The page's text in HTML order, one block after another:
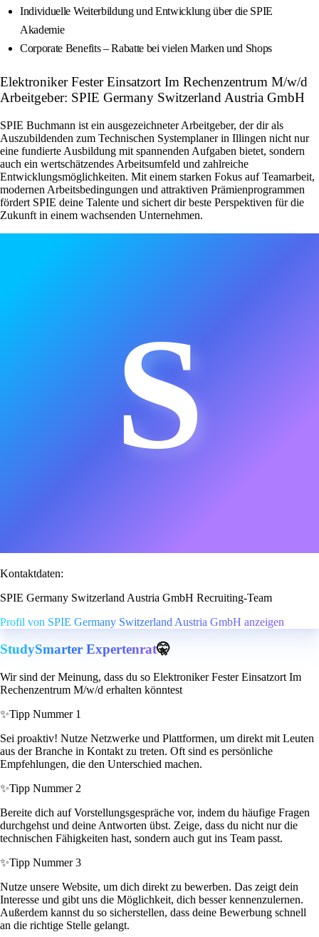
Individuelle Weiterbildung und Entwicklung über die SPIE
Akademie
Corporate Benefits – Rabatte bei vielen Marken und Shops
Elektroniker Fester Einsatzort Im Rechenzentrum M/w/d
Arbeitgeber: SPIE Germany Switzerland Austria GmbH
SPIE Buchmann ist ein ausgezeichneter Arbeitgeber, der dir als
Auszubildenden zum Technischen Systemplaner in Illingen nicht nur
eine fundierte Ausbildung mit spannenden Aufgaben bietet, sondern
auch ein wertschätzendes Arbeitsumfeld und zahlreiche
Entwicklungsmöglichkeiten. Mit einem starken Fokus auf Teamarbeit,
modernen Arbeitsbedingungen und attraktiven Prämienprogrammen
fördert SPIE deine Talente und sichert dir beste Perspektiven für die
Zukunft in einem wachsenden Unternehmen.
S
Kontaktdaten:
SPIE Germany Switzerland Austria GmbH Recruiting-Team
Profil von SPIE Germany Switzerland Austria GmbH anzeigen
StudySmarter Expertenrat🤫
Wir sind der Meinung, dass du so Elektroniker Fester Einsatzort Im
Rechenzentrum M/w/d erhalten könntest
✨Tipp Nummer 1
Sei proaktiv! Nutze Netzwerke und Plattformen, um direkt mit Leuten
aus der Branche in Kontakt zu treten. Oft sind es persönliche
Empfehlungen, die den Unterschied machen.
✨Tipp Nummer 2
Bereite dich auf Vorstellungsgespräche vor, indem du häufige Fragen
durchgehst und deine Antworten übst. Zeige, dass du nicht nur die
technischen Fähigkeiten hast, sondern auch gut ins Team passt.
✨Tipp Nummer 3
Nutze unsere Website, um dich direkt zu bewerben. Das zeigt dein
Interesse und gibt uns die Möglichkeit, dich besser kennenzulernen.
Außerdem kannst du so sicherstellen, dass deine Bewerbung schnell
an die richtige Stelle gelangt.